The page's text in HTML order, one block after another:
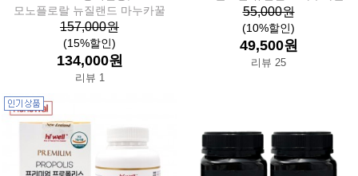
모노플로랄 뉴질랜드 마누카꿀
157,000원
(15%할인)
134,000원
리뷰 1
55,000원
(10%할인)
49,500원
리뷰 25